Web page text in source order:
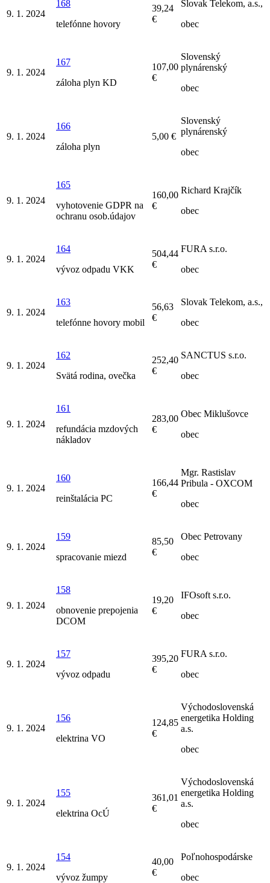
9. 1. 2024
168
telefónne hovory
39,24
€
Slovak Telekom, a.s.,
obec
9. 1. 2024
167
záloha plyn KD
107,00
€
Slovenský
plynárenský
obec
9. 1. 2024
166
záloha plyn
5,00 €
Slovenský
plynárenský
obec
9. 1. 2024
165
vyhotovenie GDPR na
ochranu osob.údajov
160,00
€
Richard Krajčík
obec
9. 1. 2024
164
vývoz odpadu VKK
504,44
€
FURA s.r.o.
obec
9. 1. 2024
163
telefónne hovory mobil
56,63
€
Slovak Telekom, a.s.,
obec
9. 1. 2024
162
Svätá rodina, ovečka
252,40
€
SANCTUS s.r.o.
obec
9. 1. 2024
161
refundácia mzdových
nákladov
283,00
€
Obec Miklušovce
obec
9. 1. 2024
160
reinštalácia PC
166,44
€
Mgr. Rastislav
Pribula - OXCOM
obec
9. 1. 2024
159
spracovanie miezd
85,50
€
Obec Petrovany
obec
9. 1. 2024
158
obnovenie prepojenia
DCOM
19,20
€
IFOsoft s.r.o.
obec
9. 1. 2024
157
vývoz odpadu
395,20
€
FURA s.r.o.
obec
9. 1. 2024
156
elektrina VO
124,85
€
Východoslovenská
energetika Holding
a.s.
obec
9. 1. 2024
155
elektrina OcÚ
361,01
€
Východoslovenská
energetika Holding
a.s.
obec
9. 1. 2024
154
vývoz žumpy
40,00
€
Poľnohospodárske
obec